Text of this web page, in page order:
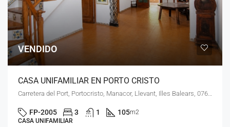
VENDIDO
CASA UNIFAMILIAR EN PORTO CRISTO
Carretera del Port, Portocristo, Manacor, Llevant, Illes Balears, 07680, España
FP-2005 3 1 105m2
CASA UNIFAMILIAR